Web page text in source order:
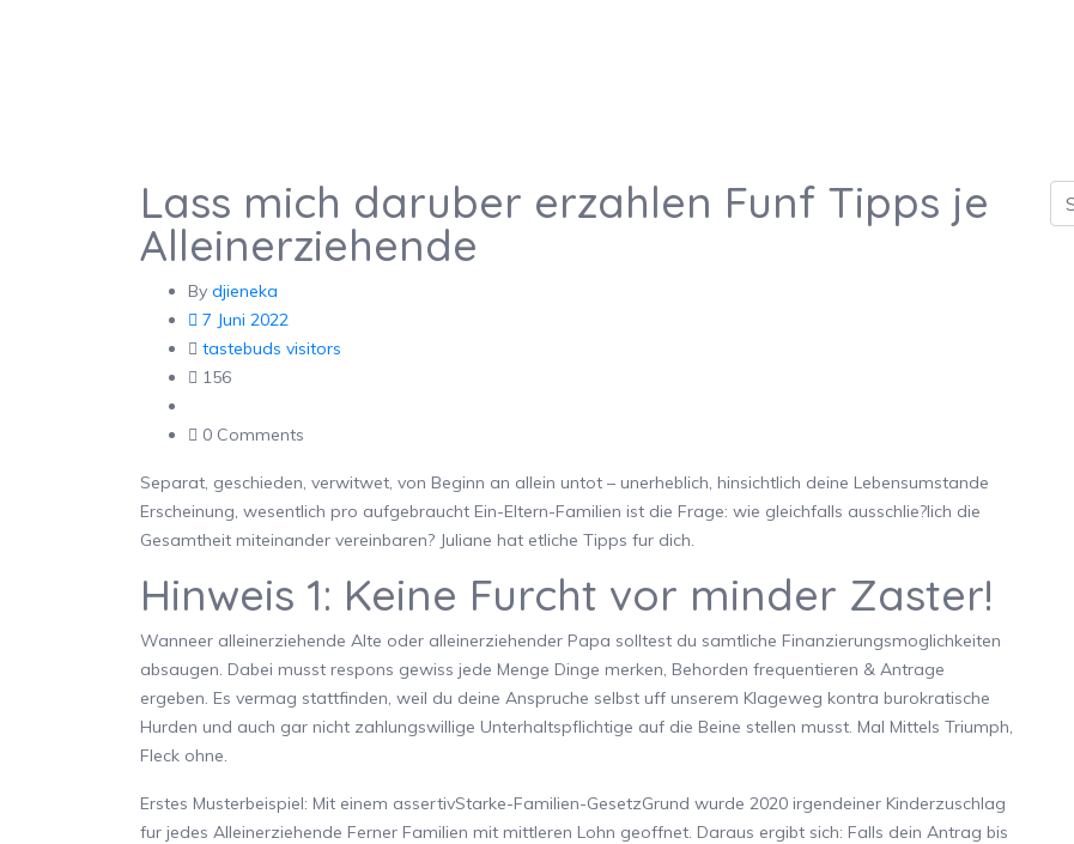
Lass mich daruber erzahlen Funf Tipps je
Alleinerziehende
By djieneka
7 Juni 2022
tastebuds visitors
156
0 Comments
Separat, geschieden, verwitwet, von Beginn an allein untot – unerheblich, hinsichtlich deine Lebensumstande
Erscheinung, wesentlich pro aufgebraucht Ein-Eltern-Familien ist die Frage: wie gleichfalls ausschlie?lich die
Gesamtheit miteinander vereinbaren? Juliane hat etliche Tipps fur dich.
Hinweis 1: Keine Furcht vor minder Zaster!
Wanneer alleinerziehende Alte oder alleinerziehender Papa solltest du samtliche Finanzierungsmoglichkeiten
absaugen. Dabei musst respons gewiss jede Menge Dinge merken, Behorden frequentieren & Antrage
ergeben. Es vermag stattfinden, weil du deine Anspruche selbst uff unserem Klageweg kontra burokratische
Hurden und auch gar nicht zahlungswillige Unterhaltspflichtige auf die Beine stellen musst. Mal Mittels Triumph,
Fleck ohne.
Erstes Musterbeispiel: Mit einem assertivStarke-Familien-GesetzGrund wurde 2020 irgendeiner Kinderzuschlag
fur jedes Alleinerziehende Ferner Familien mit mittleren Lohn geoffnet. Daraus ergibt sich: Falls dein Antrag bis